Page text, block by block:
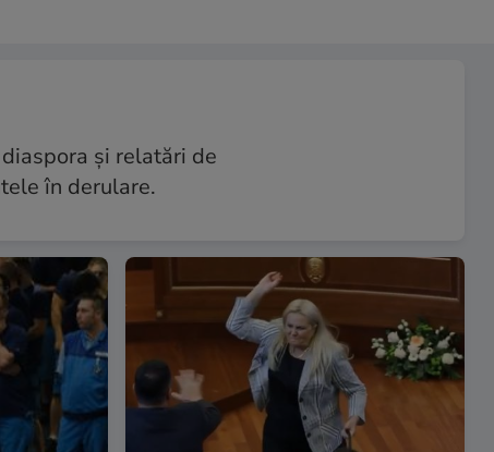
și relatări de
în derulare.